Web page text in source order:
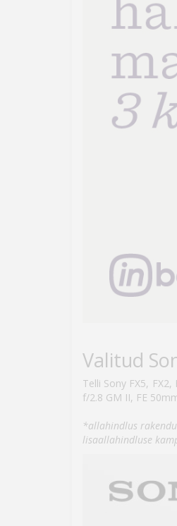
Valitud
Telli Sony FX5,
f/2.8 GM II, FE
*allahindlus
lisaallahindluse